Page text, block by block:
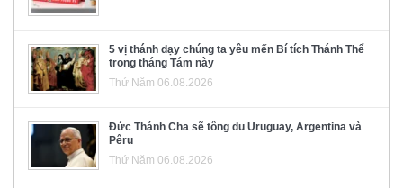
5 vị thánh dạy chúng ta yêu mến Bí tích Thánh Thể
trong tháng Tám này
Thứ Năm 06.08.2026
Đức Thánh Cha sẽ tông du Uruguay, Argentina và
Pêru
Thứ Năm 06.08.2026